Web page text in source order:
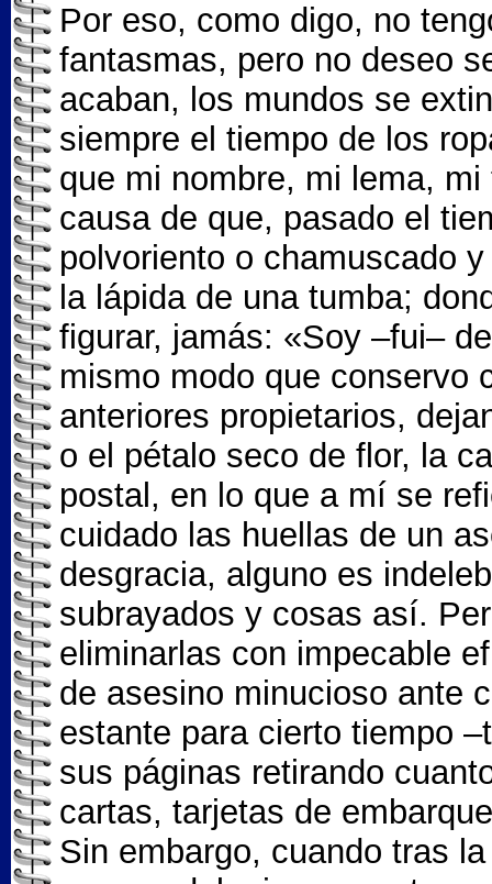
Por eso, como digo, no
fantasmas, pero no deseo
acaban, los mundos se
siempre el tiempo de los
que mi nombre, mi lema,
causa de que, pasado el
polvoriento o chamuscado
la lápida de una tumba;
figurar, jamás: «Soy –fui–
mismo modo que conservo
anteriores propietarios,
o el pétalo seco de flor, la
postal, en lo que a mí se
cuidado las huellas de un
desgracia, alguno es
subrayados y cosas así.
eliminarlas con impecable
de asesino minucioso ante
estante para cierto tiempo
sus páginas retirando
cartas, tarjetas de
Sin embargo, cuando tras